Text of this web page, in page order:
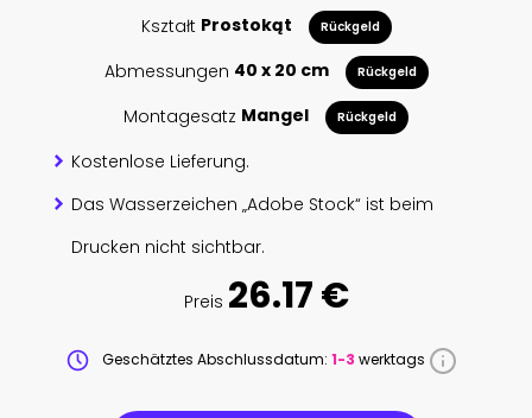
Kształt Prostokąt Rückgeld
Abmessungen 40 x 20 cm Rückgeld
Montagesatz Mangel Rückgeld
Kostenlose Lieferung.
Das Wasserzeichen „Adobe Stock“ ist beim
Drucken nicht sichtbar.
Preis 26.17 €
Geschätztes Abschlussdatum: 1-3 werktags